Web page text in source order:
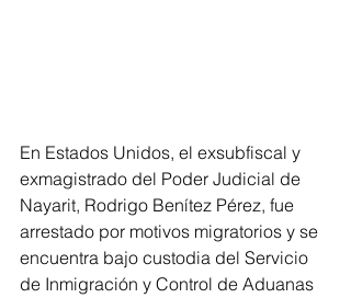
En Estados Unidos, el exsubfiscal y
exmagistrado del Poder Judicial de
Nayarit, Rodrigo Benítez Pérez, fue
arrestado por motivos migratorios y se
encuentra bajo custodia del Servicio
de Inmigración y Control de Aduanas